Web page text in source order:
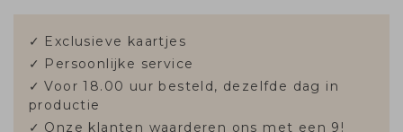
✓ Exclusieve kaartjes
✓ Persoonlijke service
✓ Voor 18.00 uur besteld, dezelfde dag in
productie
✓ Onze klanten waarderen ons met een 9!